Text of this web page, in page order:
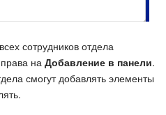
сотрудников отдела
на Добавление в панели.
смогут добавлять элементы